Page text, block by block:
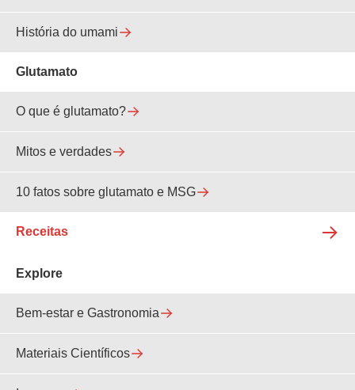
História do umami
Glutamato
O que é glutamato?
Mitos e verdades
10 fatos sobre glutamato e MSG
Receitas
Explore
Bem-estar e Gastronomia
Materiais Científicos